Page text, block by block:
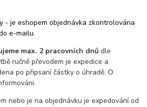
- je eshopem objednávka zkontrolována
e-mailu.
max. 2 pracovních dnů dle
ručně převodem je expedice a
po připsaní částky o úhradě. O
nebo je na objednávku je expedování od